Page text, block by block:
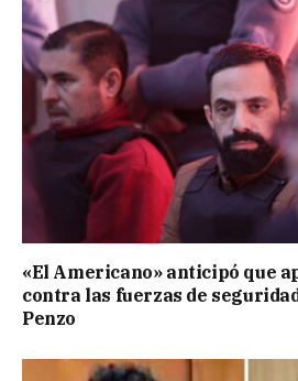
«El Americano» anticipó que
contra las fuerzas de
Penzo